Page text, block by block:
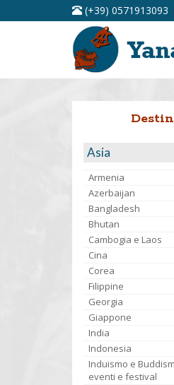
(+39) 0571913093
Asia
Armenia
Azerbaijan
Bangladesh
Bhutan
Cambogia e Laos
Cina
Corea
Filippine
Georgia
Giappone
India
Indonesia
Induismo e
eventi e festival